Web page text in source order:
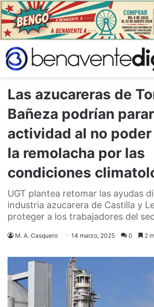
Las azucareras de
Bañeza podrían
actividad al no
la remolacha por las
condiciones
UGT plantea retomar las ayudas
industria azucarera de Castilla y
proteger a los trabajadores del
M. A. Casquero 14 marzo, 2025 0 2